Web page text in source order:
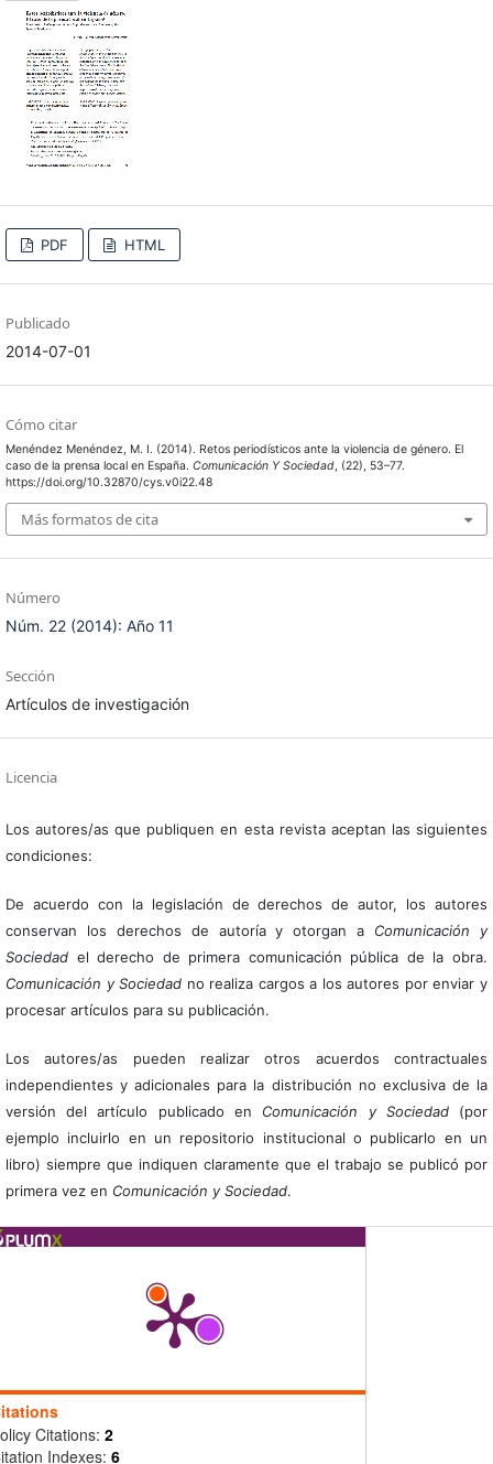
PDF HTML
Publicado
2014-07-01
Cómo citar
Menéndez Menéndez, M. I. (2014). Retos periodísticos ante la violencia de género. El
caso de la prensa local en España. Comunicación Y Sociedad, (22), 53–77.
https://doi.org/10.32870/cys.v0i22.48
Más formatos de cita
Número
Núm. 22 (2014): Año 11
Sección
Artículos de investigación
Licencia
Los autores/as que publiquen en esta revista aceptan las siguientes
condiciones:
De acuerdo con la legislación de derechos de autor, los autores
conservan los derechos de autoría y otorgan a Comunicación y
Sociedadel derecho de primera comunicación pública de la obra.
Comunicación y Sociedad no realiza cargos a los autores por enviar y
procesar artículos para su publicación.
Los autores/as pueden realizar otros acuerdos contractuales
independientes y adicionales para la distribución no exclusiva de la
versión del artículo publicado en Comunicación y Sociedad(por
ejemplo incluirlo en un repositorio institucional o publicarlo en un
libro) siempre que indiquen claramente que el trabajo se publicó por
primera vez en Comunicación y Sociedad.
Citations: 2
Indexes: 6